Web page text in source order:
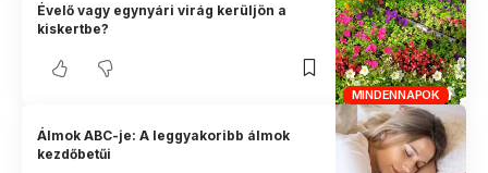
MINDENNAPOK
Évelő vagy egynyári virág kerüljön a
kiskertbe?
Álmok ABC-je: A leggyakoribb álmok
kezdőbetűi